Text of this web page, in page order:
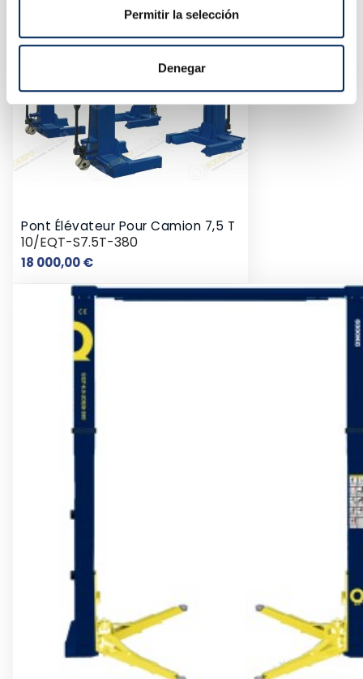
Permitir la selección
Denegar
Pont Élévateur Pour Camion 7,5 T
10/EQT-S7.5T-380
18 000,00 €Prix